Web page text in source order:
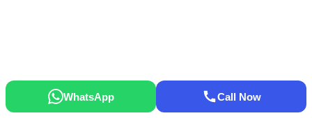
Neve| Diberdayakan oleh WordPress
WhatsApp Call Now